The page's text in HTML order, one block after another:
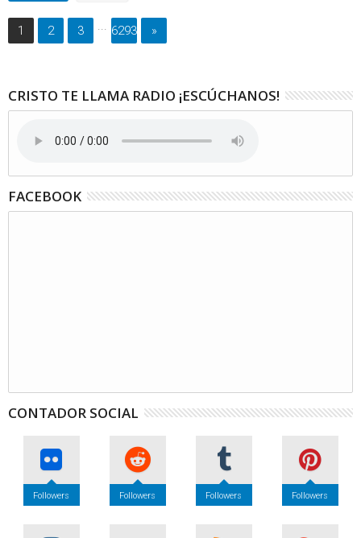
1 2 3 ... 6293 »
CRISTO TE LLAMA RADIO ¡ESCÚCHANOS!
FACEBOOK
CONTADOR SOCIAL
Followers Followers Followers Followers